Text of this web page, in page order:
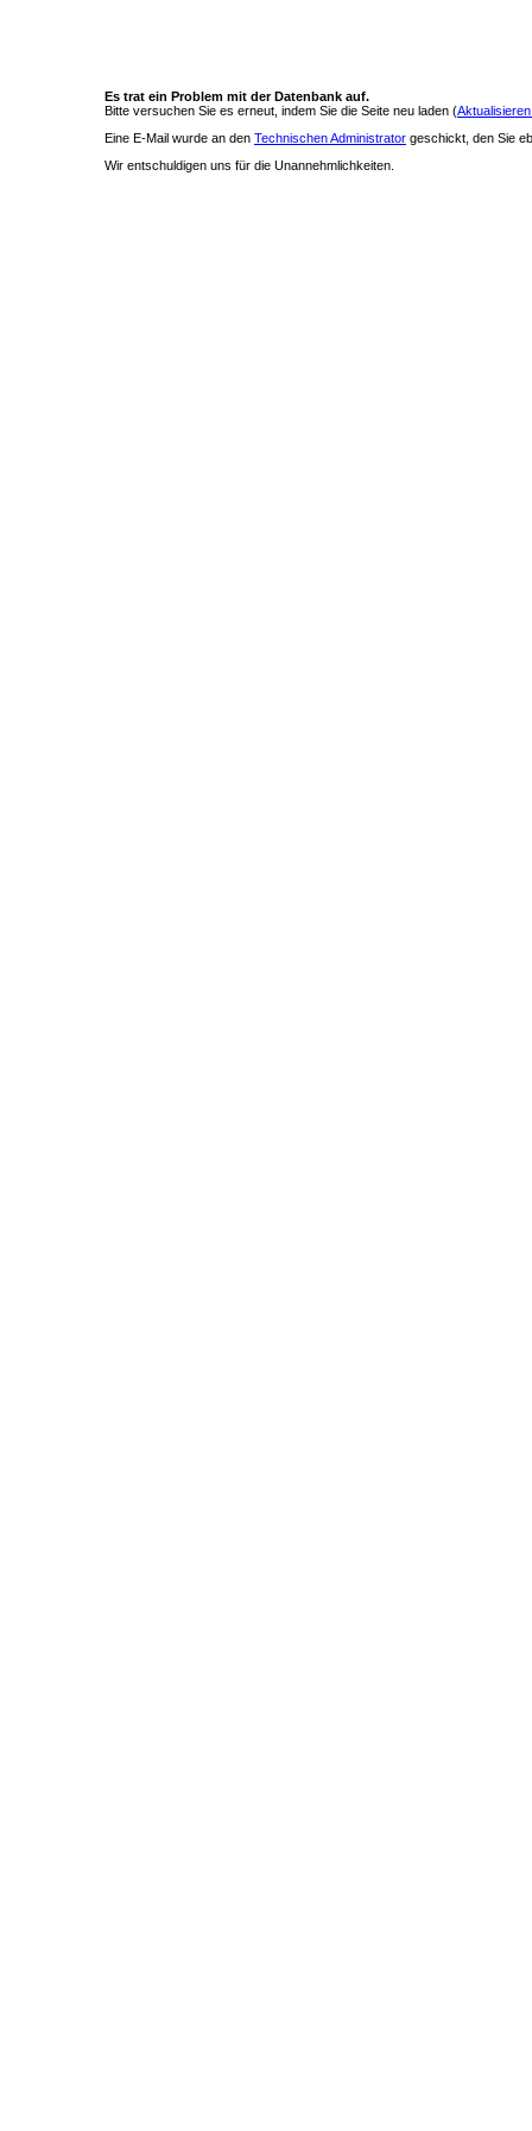
Es trat ein Problem mit der Datenbank auf.
Bitte versuchen Sie es erneut, indem Sie die Seite neu laden (
Eine E-Mail wurde an den Technischen Administrator geschickt, den Sie
Wir entschuldigen uns für die Unannehmlichkeiten.